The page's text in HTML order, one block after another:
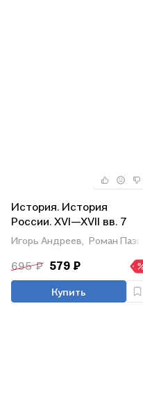
История. История
России. XVI—XVII вв. 7
класс. Рабочая тетрадь.
ФГОС 2021
Игорь Андреев, Роман Пазин
695 ₽ 579 ₽
Купить